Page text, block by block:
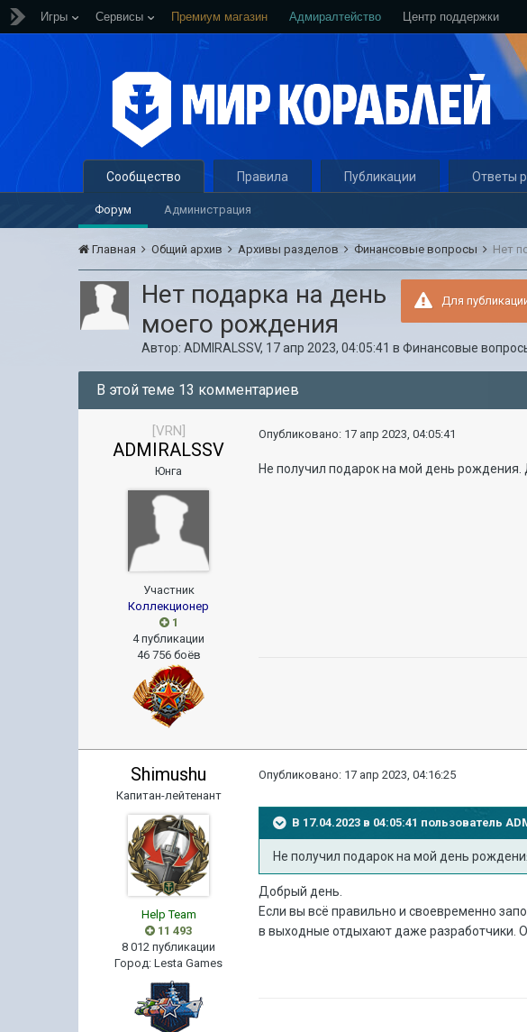
Игры Сервисы Премиум магазин Адмиралтейство Центр поддержки
Сообщество
Форум Администрация
Правила Публикации Ответы
Главная Общий архив Архивы разделов Финансовые вопросы Нет
Для
Нет подарка на день
моего рождения
Автор:ADMIRALSSV, 17 апр 2023, 04:05:41 вФинансовые
В этой теме 13 комментариев
[VRN]
ADMIRALSSV
Юнга
Участник
Коллекционер
1
4 публикации
46 756 боёв
Опубликовано: 17 апр 2023, 04:05:41
Не получил подарок на мой день
Shimushu
Капитан-лейтенант
Help Team
11 493
8 012 публикации
Город:Lesta Games
Опубликовано: 17 апр 2023, 04:16:25
В 17.04.2023 в 04:05:41 пользователь
Не получил подарок на мой день
Добрый день.
Если вы всё правильно и своевременно
в выходные отдыхают даже разработчики.